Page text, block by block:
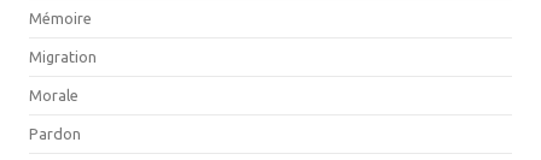
Mémoire
Migration
Morale
Pardon